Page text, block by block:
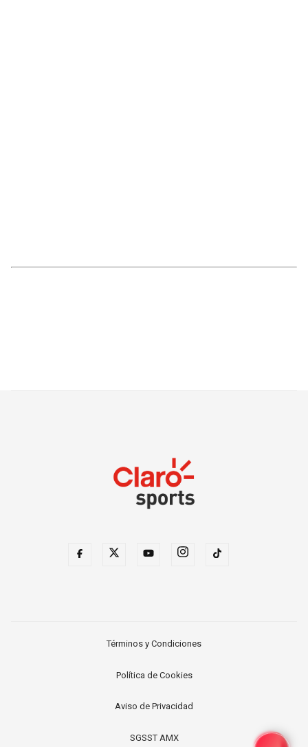
Términos y Condiciones
Política de Cookies
Aviso de Privacidad
SGSST AMX